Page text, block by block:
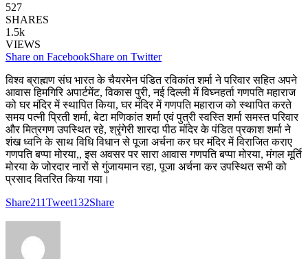
527
SHARES
1.5k
VIEWS
Share on FacebookShare on Twitter
विश्व ब्राह्मण संघ भारत के चैयरमेन पंडित रविकांत शर्मा ने परिवार सहित अपने
आवास हिमगिरि अपार्टमेंट, विकास पुरी, नई दिल्ली में विघ्नहर्ता गणपति महाराज
को घर मंदिर में स्थापित किया, घर मंदिर में गणपति महाराज को स्थापित करते
समय पत्नी प्रिती शर्मा, बेटा मणिकांत शर्मा एवं पुत्री स्वस्ति शर्मा समस्त परिवार
और मित्रगण उपस्थित रहे, श्रृंगेरी शारदा पीठ मंदिर के पंडित प्रकाश शर्मा ने
शंख ध्वनि के साथ विधि विधान से पूजा अर्चना कर घर मंदिर में विराजित कराए
गणपति बप्पा मोरया,, इस अवसर पर सारा आवास गणपति बप्पा मोरया, मंगल मूर्ति
मोरया के जोरदार नारों से गुंजायमान रहा, पूजा अर्चना कर उपस्थित सभी को
प्रसाद वितरित किया गया।
Share211Tweet132Share